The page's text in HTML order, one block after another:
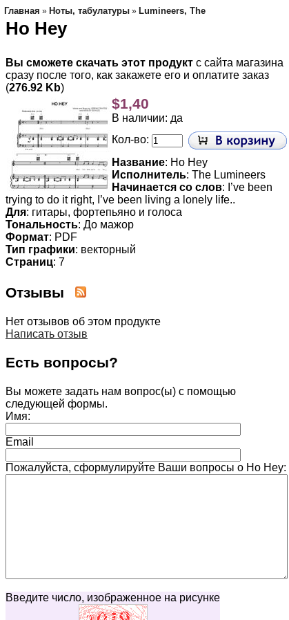
Главная » Ноты, табулатуры » Lumineers, The
Ho Hey
Вы сможете скачать этот продукт с сайта магазина
сразу после того, как закажете его и оплатите заказ
(276.92 Kb)
$1,40
В наличии: да
Кол-во:
Название: Ho Hey
Исполнитель: The Lumineers
Начинается со слов: I’ve been
trying to do it right, I’ve been living a lonely life..
Для: гитары, фортепьяно и голоса
Тональность: До мажор
Формат: PDF
Тип графики: векторный
Страниц: 7
Отзывы
Нет отзывов об этом продукте
Написать отзыв
Есть вопросы?
Вы можете задать нам вопрос(ы) с помощью
следующей формы.
Имя:
Email
Пожалуйста, сформулируйте Ваши вопросы о Ho Hey:
Введите число, изображенное на рисунке